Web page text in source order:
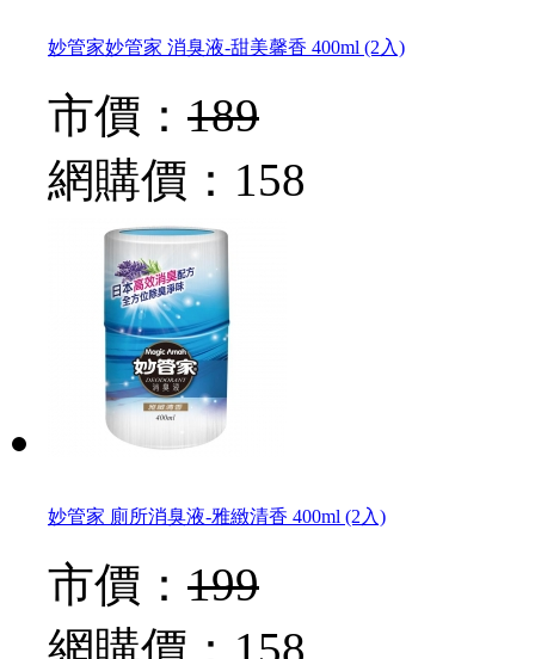
妙管家妙管家 消臭液-甜美馨香 400ml (2入)
市價： 189
網購價： 158
妙管家 廁所消臭液-雅緻清香 400ml (2入)
市價： 199